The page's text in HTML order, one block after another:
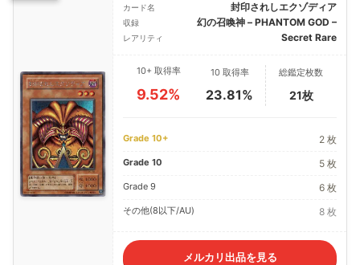
カード名 封印されしエクゾディア
収録 幻の召喚神 – PHANTOM GOD –
レアリティ Secret Rare
10+ 取得率
9.52%
10 取得率
23.81%
総鑑定枚数
21枚
Grade 10+ 2 枚
Grade 10 5 枚
Grade 9 6 枚
その他(8以下/AU) 8 枚
メルカリ出品を見る